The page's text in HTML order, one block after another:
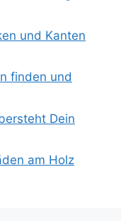
und Kanten
finden und
Dein
am Holz